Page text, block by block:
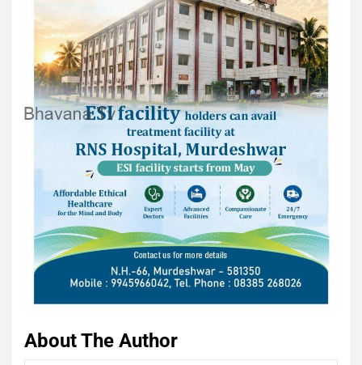
About The Author